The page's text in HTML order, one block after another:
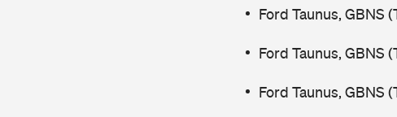
Ford Taunus, GBNS
Ford Taunus, GBNS
Ford Taunus, GBNS